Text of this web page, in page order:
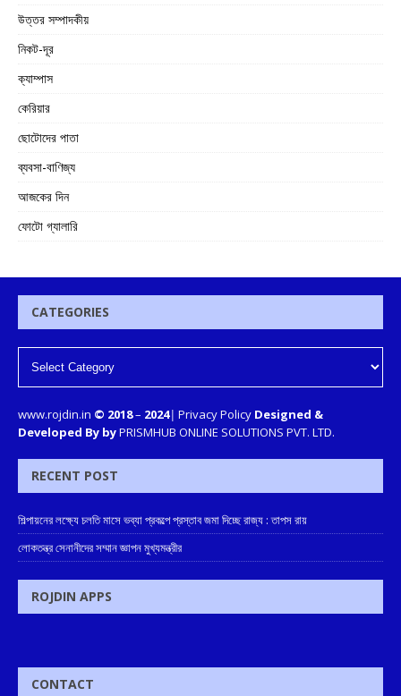
উত্তর সম্পাদকীয়
নিকট-দূর
ক্যাম্পাস
কেরিয়ার
ছোটোদের পাতা
ব্যবসা-বাণিজ্য
আজকের দিন
ফোটো গ্যালারি
CATEGORIES
www.rojdin.in © 2018– 2024| Privacy Policy Designed &
Developed By byPRISMHUB ONLINE SOLUTIONS PVT. LTD.
RECENT POST
শিল্পায়নের লক্ষ্যে চলতি মাসে ভব্যা প্রকল্পে প্রস্তাব জমা দিচ্ছে রাজ্য : তাপস রায়
লোকতন্ত্র সেনানীদের সম্মান জ্ঞাপন মুখ্যমন্ত্রীর
ROJDIN APPS
CONTACT